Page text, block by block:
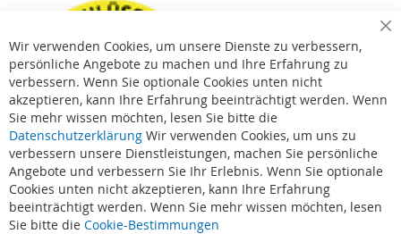
Suchbegriffe
Wir verwenden Cookies, um unsere Dienste zu verbessern,
persönliche Angebote zu machen und Ihre Erfahrung zu
verbessern. Wenn Sie optionale Cookies unten nicht
akzeptieren, kann Ihre Erfahrung beeinträchtigt werden. Wenn
Sie mehr wissen möchten, lesen Sie bitte die
Datenschutzerklärung Wir verwenden Cookies, um uns zu
verbessern unsere Dienstleistungen, machen Sie persönliche
Angebote und verbessern Sie Ihr Erlebnis. Wenn Sie optionale
Cookies unten nicht akzeptieren, kann Ihre Erfahrung
beeinträchtigt werden. Wenn Sie mehr wissen möchten, lesen
Sie bitte die Cookie-Bestimmungen